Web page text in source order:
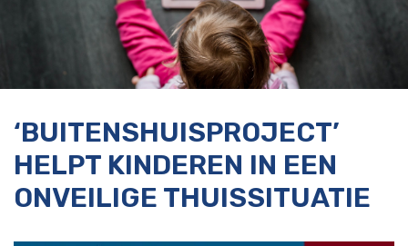
‘BUITENSHUISPROJECT’
HELPT KINDEREN IN EEN
ONVEILIGE THUISSITUATIE